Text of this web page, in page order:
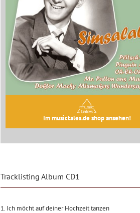
Im musictales.de shop ansehen!
Tracklisting Album CD1
1. Ich möcht auf deiner Hochzeit tanzen